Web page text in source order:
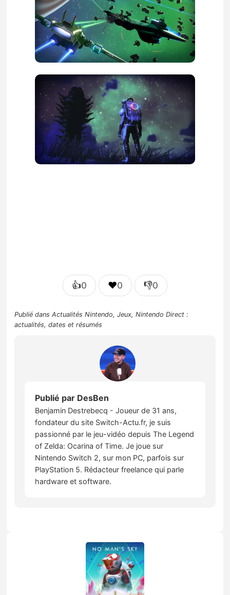
👍0 ❤️0 👎0
Publié dansActualités Nintendo,Jeux,Nintendo Direct :
actualités, dates et résumés
Publié par DesBen
Benjamin Destrebecq - Joueur de 31 ans,
fondateur du site Switch-Actu.fr, je suis
passionné par le jeu-vidéo depuis The Legend
of Zelda: Ocarina of Time. Je joue sur
Nintendo Switch 2, sur mon PC, parfois sur
PlayStation 5. Rédacteur freelance qui parle
hardware et software.